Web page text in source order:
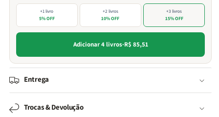
+1 livro
5% OFF
+2 livros
10% OFF
+3 livros
15% OFF
Adicionar 4 livros·R$ 85,51
Entrega
Trocas & Devolução